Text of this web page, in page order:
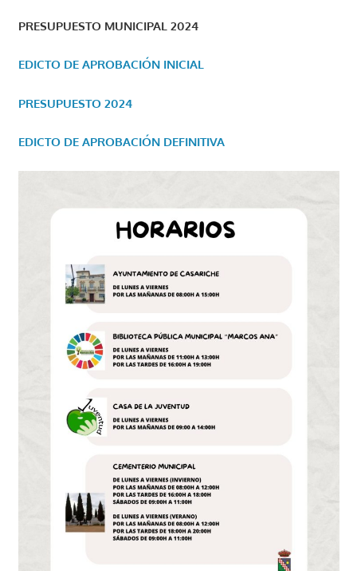
PRESUPUESTO MUNICIPAL 2024
EDICTO DE APROBACIÓN INICIAL
PRESUPUESTO 2024
EDICTO DE APROBACIÓN DEFINITIVA